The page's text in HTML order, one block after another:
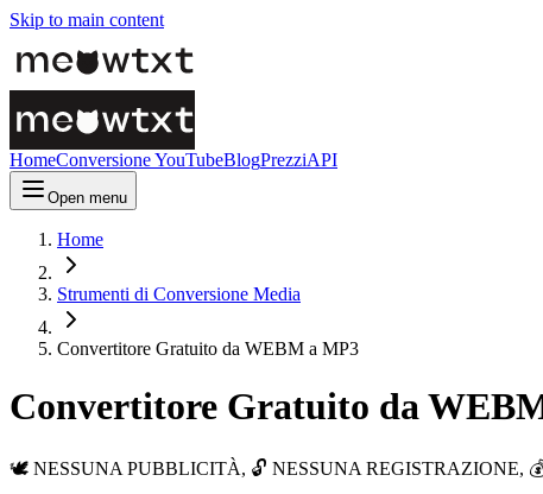
Skip to main content
HomeConversione YouTubeBlogPrezziAPI
Open menu
Home
Strumenti di Conversione Media
Convertitore Gratuito da WEBM a MP3
Convertitore Gratuito da
🕊️ NESSUNA PUBBLICITÀ, 🔓 NESSUNA REGISTRAZIONE, 💰